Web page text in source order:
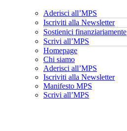
Aderisci all’MPS
Iscriviti alla Newsletter
Sostienici finanziariamente
Scrivi all’MPS
Homepage
Chi siamo
Aderisci all’MPS
Iscriviti alla Newsletter
Manifesto MPS
Scrivi all’MPS